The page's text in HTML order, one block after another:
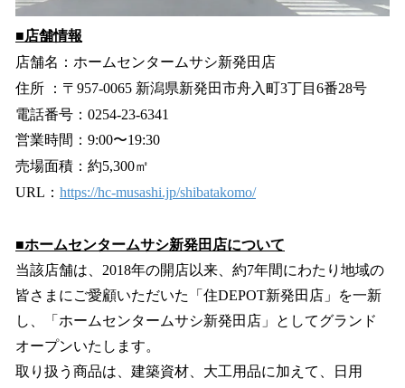
■店舗情報
店舗名：ホームセンタームサシ新発田店
住所 ：〒957-0065 新潟県新発⽥市⾈⼊町3丁⽬6番28号
電話番号：0254-23-6341
営業時間：9:00〜19:30
売場⾯積：約5,300㎡
URL： https://hc-musashi.jp/shibatakomo/
■ホームセンタームサシ新発田店について
当該店舗は、2018年の開店以来、約7年間にわたり地域の
皆さまにご愛顧いただいた「住DEPOT新発田店」を一新
し、「ホームセンタームサシ新発田店」としてグランド
オープンいたします。
取り扱う商品は、建築資材、大工用品に加えて、日用